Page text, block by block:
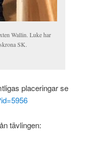
Wallin. Luke har
SK.
placeringar se
tävlingen: